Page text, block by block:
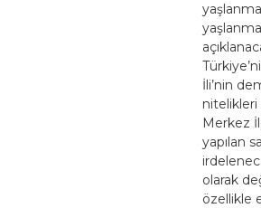
İli’nin
nitelikleri
Merkez
yapılan
olarak
özellikle